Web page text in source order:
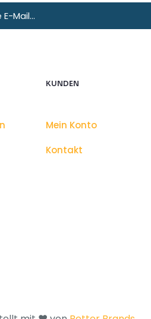
KUNDEN
Mein Konto
Kontakt